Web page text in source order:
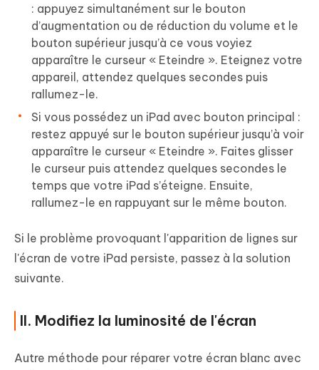
: appuyez simultanément sur le bouton
d’augmentation ou de réduction du volume et le
bouton supérieur jusqu’à ce vous voyiez
apparaître le curseur « Eteindre ». Eteignez votre
appareil, attendez quelques secondes puis
rallumez-le.
Si vous possédez un iPad avec bouton principal :
restez appuyé sur le bouton supérieur jusqu’à voir
apparaître le curseur « Eteindre ». Faites glisser
le curseur puis attendez quelques secondes le
temps que votre iPad s’éteigne. Ensuite,
rallumez-le en rappuyant sur le même bouton.
Si le problème provoquant l'apparition de lignes sur
l'écran de votre iPad persiste, passez à la solution
suivante.
II. Modifiez la luminosité de l'écran
Autre méthode pour réparer votre écran blanc avec